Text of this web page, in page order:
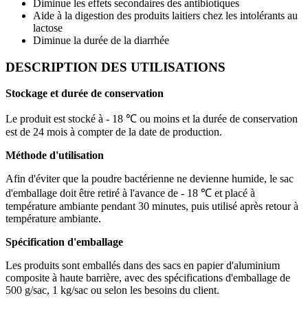
Diminue les effets secondaires des antibiotiques
Aide à la digestion des produits laitiers chez les intolérants au
lactose
Diminue la durée de la diarrhée
DESCRIPTION DES UTILISATIONS
Stockage et durée de conservation
Le produit est stocké à - 18 ℃ ou moins et la durée de conservation
est de 24 mois à compter de la date de production.
Méthode d'utilisation
Afin d'éviter que la poudre bactérienne ne devienne humide, le sac
d'emballage doit être retiré à l'avance de - 18 ℃ et placé à
température ambiante pendant 30 minutes, puis utilisé après retour à
température ambiante.
Spécification d'emballage
Les produits sont emballés dans des sacs en papier d'aluminium
composite à haute barrière, avec des spécifications d'emballage de
500 g/sac, 1 kg/sac ou selon les besoins du client.